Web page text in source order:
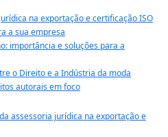
na exportação e certificação ISO
a sua empresa
importância e soluções para a
o Direito e a Indústria da moda
autorais em foco
assessoria jurídica na exportação e